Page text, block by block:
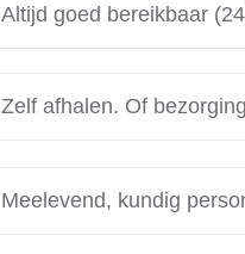
Altijd goed bereikbaar
Zelf afhalen. Of
Meelevend, kundig